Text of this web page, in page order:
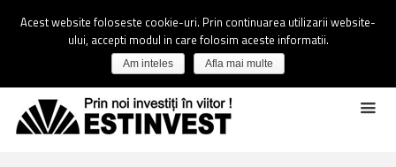
Acest website foloseste cookie-uri. Prin continuarea utilizarii website-
ului, accepti modul in care folosim aceste informatii.
Am inteles Afla mai multe